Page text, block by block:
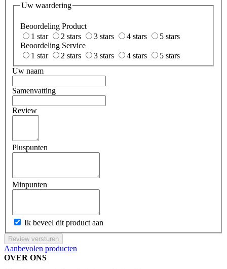
Uw waardering
Beoordeling Product
1 star
2 stars 3 stars 4 stars
5 stars
Beoordeling Service
1 star
2 stars 3 stars 4 stars
5 stars
Uw naam
Samenvatting
Review
Pluspunten
Minpunten
Ik beveel dit product aan
Review versturen
Aanbevolen producten
OVER ONS